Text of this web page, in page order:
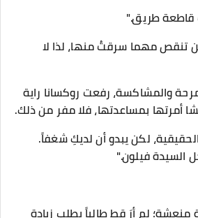
قاطعة طريق."
تنقص مهما سرقتُ منها، لذا لا
والمشاكسة، رفعت روكسانا راية
أمرتها بمساعدتها، فلا مفر من ذلك.
لكن يبدو أن لديكِ شغفاً.
السيدة فيلون."
لم أرَ قط طالباً يطلب زيادة